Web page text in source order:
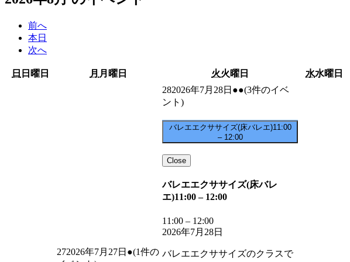
前へ
本日
次へ
日 日曜日 月 月曜日 火火曜日 水水曜日
272026年7月27日 ●(1件の
282026年7月28日 ●●(3件のイベ
ント)
バレエエクササイズ(床バレエ)11:00
– 12:00
Close
バレエエクササイズ(床バレ
エ)11:00 – 12:00
11:00 – 12:00
2026年7月28日
バレエエクササイズのクラスで